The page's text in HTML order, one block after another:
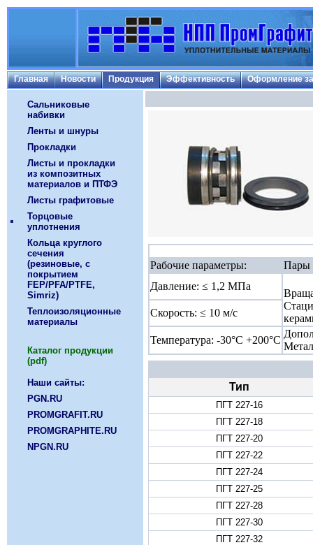
Главная Новости Продукция Эффективность Оформление
Сальниковые
набивки
Ленты и шнуры
Прокладки
Листы и прокладки
из композитных
материалов и ПТФЭ
Листы графитовые
Торцовые
уплотнения
Кольца круглого
сечения
(резиновые, с
покрытием
FEP/PFA/PTFE,
Simriz)
Теплоизоляционные
материалы
Каталог продукции
(pdf)
Наши сайты:
PGN.RU
PROMGRAFIT.RU
PROMGRAPHITE.RU
NPGN.RU
Рабочие параметры:
Пары
Давление: ≤ 1,2 МПа
Скорость: ≤ 10 м/с
Температура: -30°С +200°С
Тип
ПГТ 227-16
ПГТ 227-18
ПГТ 227-20
ПГТ 227-22
ПГТ 227-24
ПГТ 227-25
ПГТ 227-28
ПГТ 227-30
ПГТ 227-32